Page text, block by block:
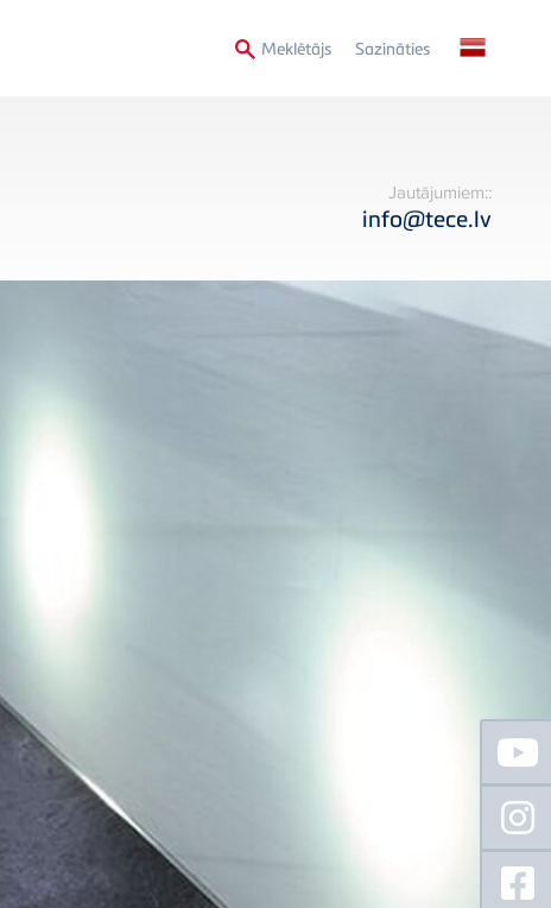
MeklētājsSecondary
Sazināties
Jautājumiem::
info@tece.lv
Floating